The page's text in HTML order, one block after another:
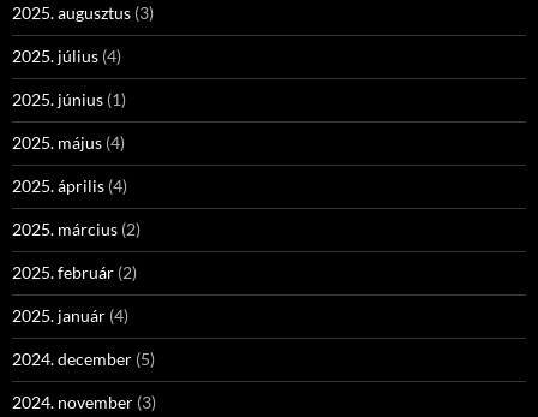
2025. augusztus (3)
2025. július (4)
2025. június (1)
2025. május (4)
2025. április (4)
2025. március (2)
2025. február (2)
2025. január (4)
2024. december (5)
2024. november (3)